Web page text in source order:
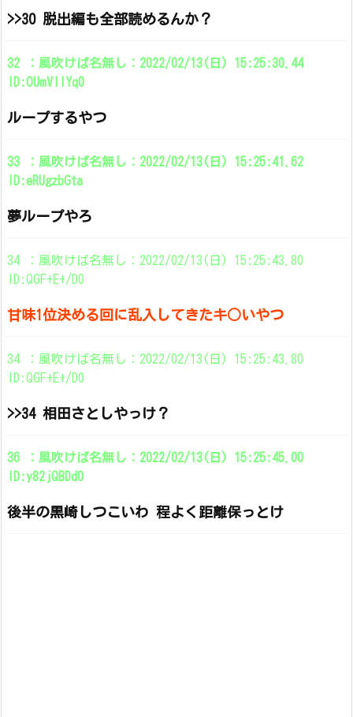
>>30 脱出編も全部読めるんか？
32 ：風吹けば名無し：2022/02/13(日) 15:25:30.44
ID:OUmVllYq0
ループするやつ
33 ：風吹けば名無し：2022/02/13(日) 15:25:41.62
ID:eRUgzbGta
夢ループやろ
34 ：風吹けば名無し：2022/02/13(日) 15:25:43.80
ID:QGF+E+/D0
甘味1位決める回に乱入してきたキ○いやつ
34 ：風吹けば名無し：2022/02/13(日) 15:25:43.80
ID:QGF+E+/D0
>>34 相田さとしやっけ？
36 ：風吹けば名無し：2022/02/13(日) 15:25:45.00
ID:y82jQBDd0
後半の黒崎しつこいわ 程よく距離保っとけ